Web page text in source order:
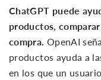
ChatGPT puede
productos,
compra. OpenAI
productos ayuda a
en los que un